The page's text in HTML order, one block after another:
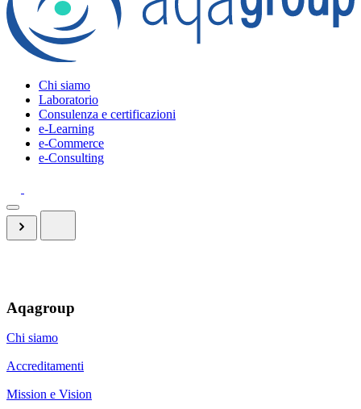
Chi siamo
Laboratorio
Consulenza e certificazioni
e-Learning
e-Commerce
e-Consulting
Aqagroup
Chi siamo
Accreditamenti
Mission e Vision